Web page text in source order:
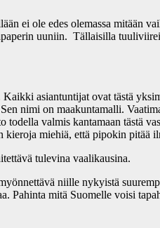
ei ole edes olemassa mitään
uuniin. Tällaisilla
asiantuntijat ovat tästä
nimi on maakuntamalli.
valmis kantamaan tästä
miehiä, että pipokin pitää
tulevina vaalikausina.
niille nykyistä
mitä Suomelle voisi